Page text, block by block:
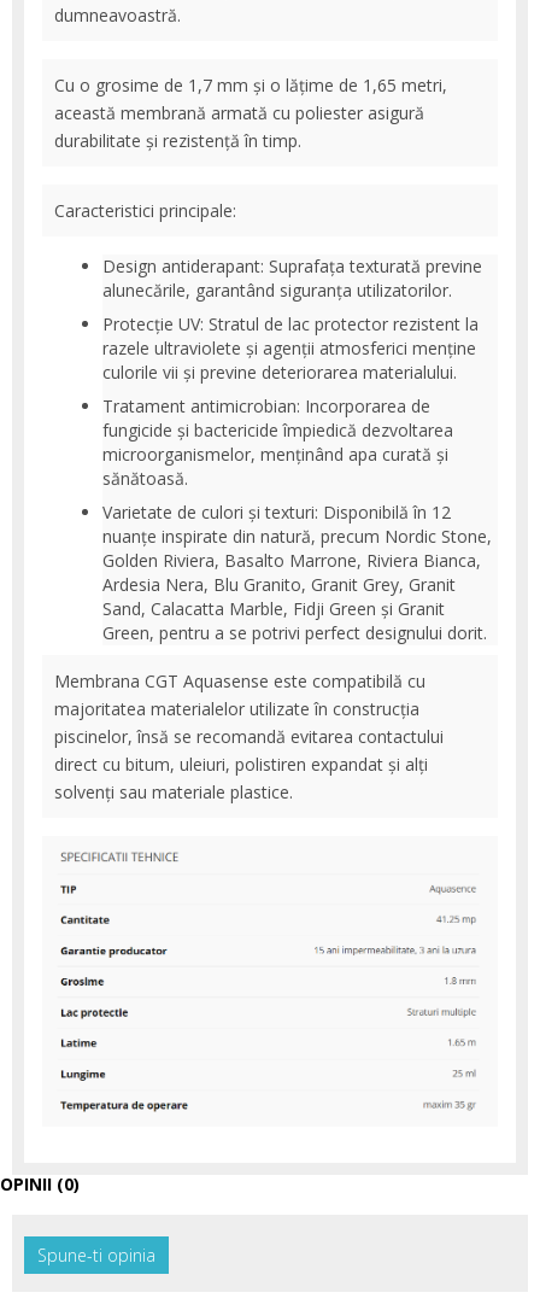
dumneavoastră.
Cu o grosime de 1,7 mm și o lățime de 1,65 metri,
această membrană armată cu poliester asigură
durabilitate și rezistență în timp.
Caracteristici principale:
Design antiderapant: Suprafața texturată previne
alunecările, garantând siguranța utilizatorilor.
Protecție UV: Stratul de lac protector rezistent la
razele ultraviolete și agenții atmosferici menține
culorile vii și previne deteriorarea materialului.
Tratament antimicrobian: Incorporarea de
fungicide și bactericide împiedică dezvoltarea
microorganismelor, menținând apa curată și
sănătoasă.
Varietate de culori și texturi: Disponibilă în 12
nuanțe inspirate din natură, precum Nordic Stone,
Golden Riviera, Basalto Marrone, Riviera Bianca,
Ardesia Nera, Blu Granito, Granit Grey, Granit
Sand, Calacatta Marble, Fidji Green și Granit
Green, pentru a se potrivi perfect designului dorit.
Membrana CGT Aquasense este compatibilă cu
majoritatea materialelor utilizate în construcția
piscinelor, însă se recomandă evitarea contactului
direct cu bitum, uleiuri, polistiren expandat și alți
solvenți sau materiale plastice.
OPINII (0)
Spune-ti opinia